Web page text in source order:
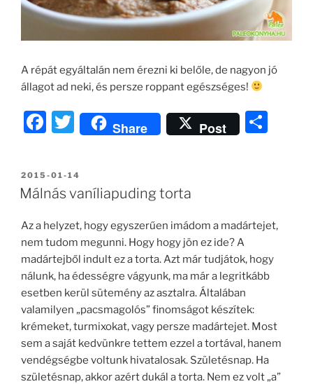
A répát egyáltalán nem érezni ki belőle, de nagyon jó
állagot ad neki, és persze roppant egészséges!
F
c
e
o
o
k
T
w
itt
er
Share Post
e
g
BEKÜLDVE:
2015-01-14
Málnás vaníliapuding torta
Az a helyzet, hogy egyszerűen imádom a madártejet,
nem tudom megunni. Hogy hogy jön ez ide? A
madártejből indult ez a torta. Azt már tudjátok, hogy
nálunk, ha édességre vágyunk, ma már a legritkább
esetben kerül sütemény az asztalra. Általában
valamilyen „pacsmagolós” finomságot készítek:
krémeket, turmixokat, vagy persze madártejet. Most
sem a saját kedvünkre tettem ezzel a tortával, hanem
vendégségbe voltunk hivatalosak. Születésnap. Ha
születésnap, akkor azért dukál a torta. Nem ez volt „a”